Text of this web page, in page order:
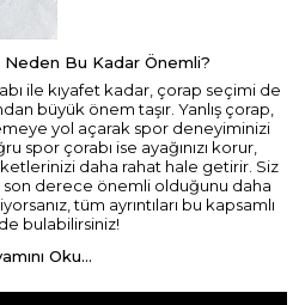
Neden Bu Kadar Önemli?
ile kıyafet kadar, çorap seçimi de
büyük önem taşır. Yanlış çorap,
yol açarak spor deneyiminizi
spor çorabı ise ayağınızı korur,
daha rahat hale getirir. Siz
son derece önemli olduğunu daha
tüm ayrıntıları bu kapsamlı
bulabilirsiniz!
Oku...